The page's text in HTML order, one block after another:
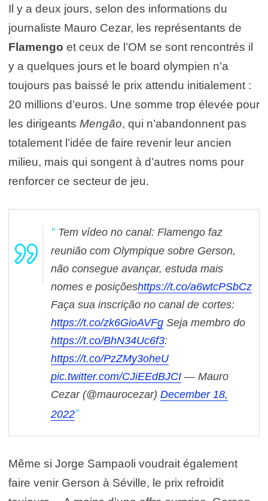
Il y a deux jours, selon des informations du
journaliste Mauro Cezar, les représentants de
Flamengo et ceux de l’OM se sont rencontrés il
y a quelques jours et le board olympien n’a
toujours pas baissé le prix attendu initialement :
20 millions d’euros. Une somme trop élevée pour
les dirigeants Mengão, qui n’abandonnent pas
totalement l’idée de faire revenir leur ancien
milieu, mais qui songent à d’autres noms pour
renforcer ce secteur de jeu.
Tem vídeo no canal: Flamengo faz
reunião com Olympique sobre Gerson,
não consegue avançar, estuda mais
nomes e posiçõeshttps://t.co/a6wtcPSbCz
Faça sua inscrição no canal de cortes:
https://t.co/zk6GioAVFg Seja membro do
https://t.co/BhN34Uc6f3:
https://t.co/PzZMy3oheU
pic.twitter.com/CJiEEdBJCI — Mauro
Cezar (@maurocezar) December 18,
2022
Même si Jorge Sampaoli voudrait également
faire venir Gerson à Séville, le prix refroidit